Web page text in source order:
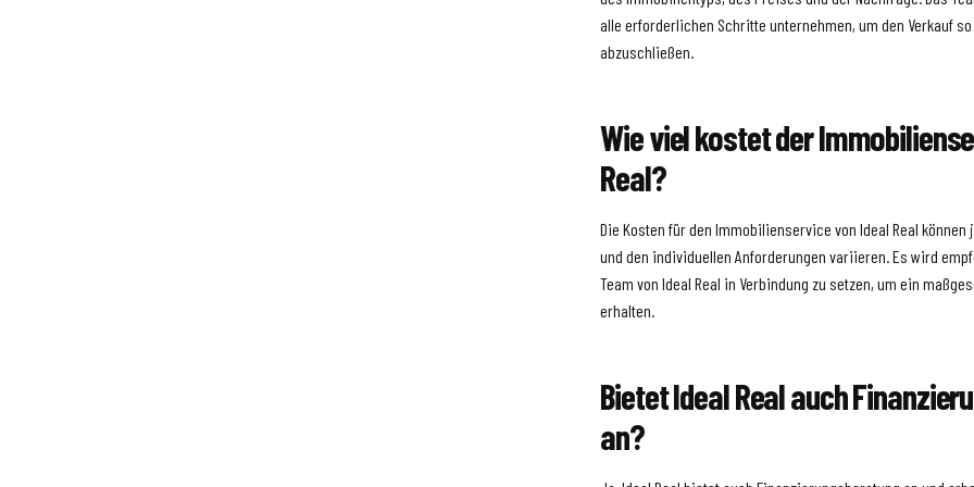
alle erforderlichen Schritte unternehmen, um den Verkauf
abzuschließen.
Wie viel kostet der
Real?
Die Kosten für den Immobilienservice von Ideal Real
und den individuellen Anforderungen variieren. Es wird
Team von Ideal Real in Verbindung zu setzen, um ein
erhalten.
Bietet Ideal Real auch
an?